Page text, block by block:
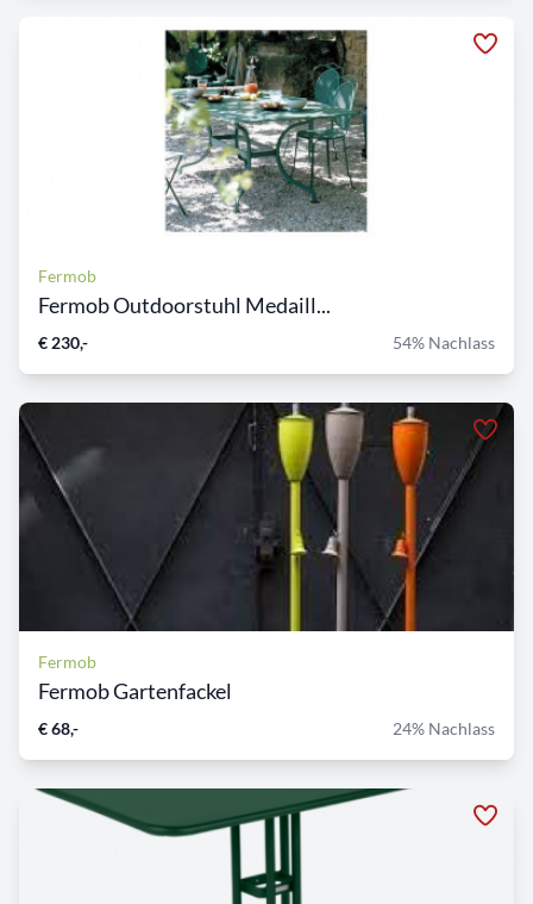
Fermob
Fermob Outdoorstuhl Medaill...
€ 230,- 54% Nachlass
Fermob
Fermob Gartenfackel
€ 68,- 24% Nachlass